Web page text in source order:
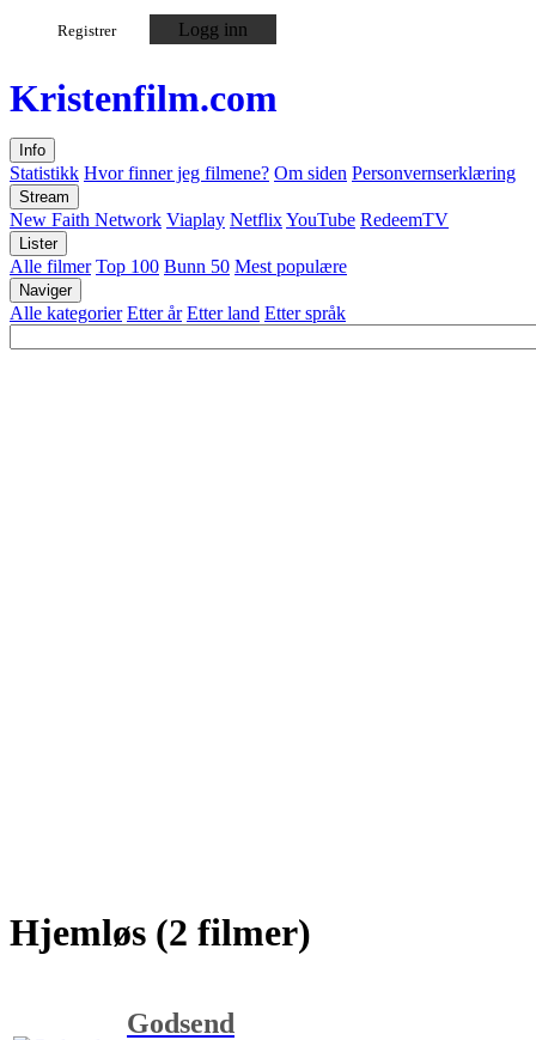
Registrer Logg inn
Kristenfilm.com
Info
Statistikk Hvor finner jeg filmene? Om siden Personvernserklæring
Stream
New Faith Network Viaplay NetflixYouTube RedeemTV
Lister
Alle filmer Top 100 Bunn 50 Mest populære
Naviger
Alle kategorier Etter år Etter land Etter språk
Hjemløs (2 filmer)
Godsend